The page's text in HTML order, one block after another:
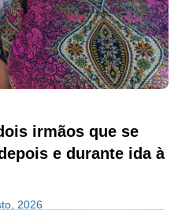
irmãos que se
e durante ida à
2026